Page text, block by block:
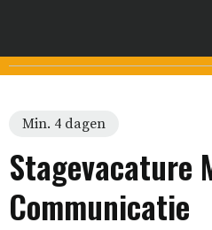
Min. 4 dagen
Stagevacature
Communicatie